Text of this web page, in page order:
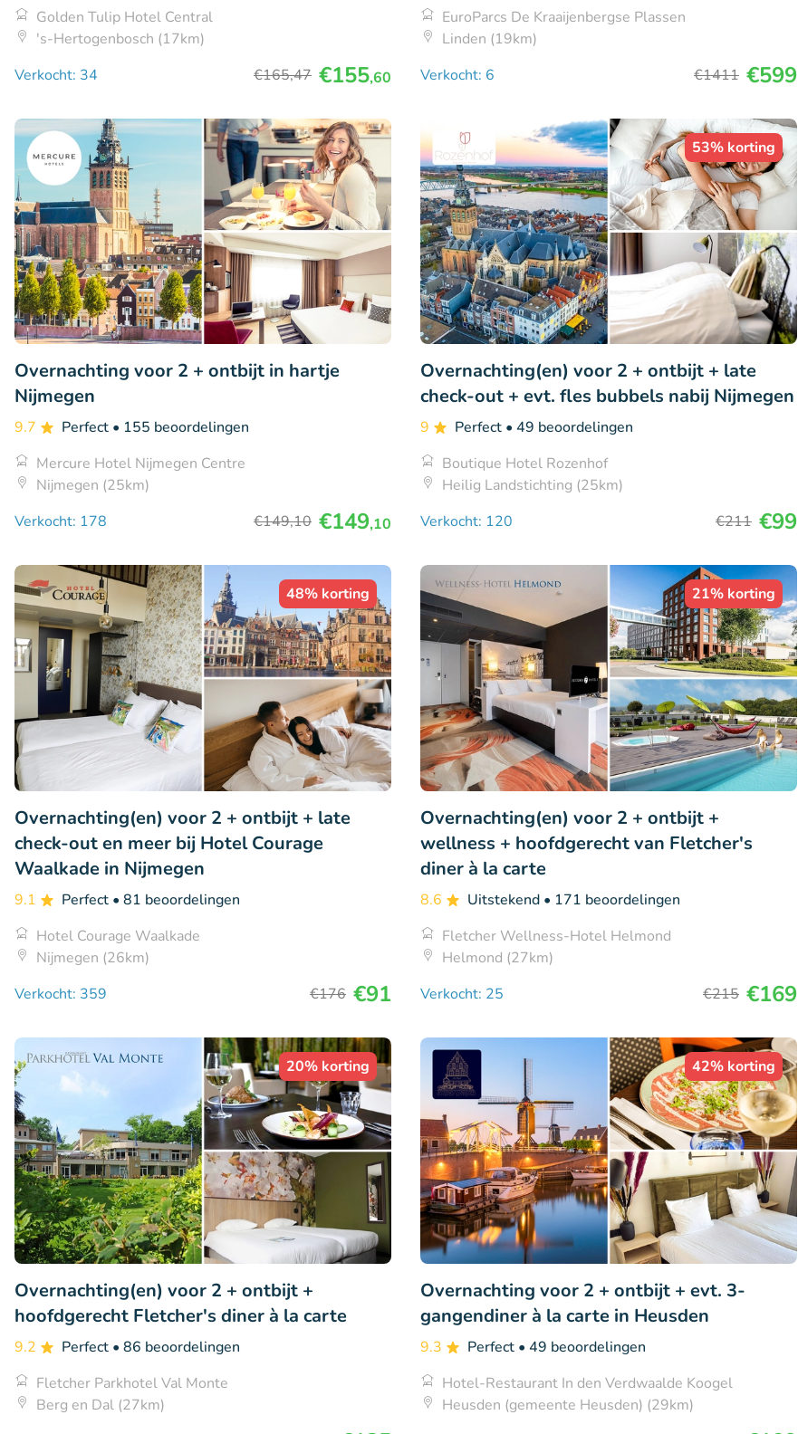
Golden Tulip Hotel Central
's-Hertogenbosch (17km)
Verkocht: 34
€165,47 €155,60
EuroParcs De Kraaijenbergse Plassen
Linden (19km)
Verkocht: 6
€1411 €599
Overnachting voor 2 + ontbijt in hartje
Nijmegen
9.7 Perfect • 155 beoordelingen
Mercure Hotel Nijmegen Centre
Nijmegen (25km)
Verkocht: 178
€149,10 €149,10
53% korting
Overnachting(en) voor 2 + ontbijt + late
check-out + evt. fles bubbels nabij Nijmegen
9 Perfect • 49 beoordelingen
Boutique Hotel Rozenhof
Heilig Landstichting (25km)
Verkocht: 120
€211 €99
48% korting
Overnachting(en) voor 2 + ontbijt + late
check-out en meer bij Hotel Courage
Waalkade in Nijmegen
9.1 Perfect • 81 beoordelingen
Hotel Courage Waalkade
Nijmegen (26km)
Verkocht: 359
€176 €91
21% korting
Overnachting(en) voor 2 + ontbijt +
wellness + hoofdgerecht van Fletcher's
diner à la carte
8.6 Uitstekend • 171 beoordelingen
Fletcher Wellness-Hotel Helmond
Helmond (27km)
Verkocht: 25
€215 €169
20% korting
Overnachting(en) voor 2 + ontbijt +
hoofdgerecht Fletcher's diner à la carte
9.2 Perfect • 86 beoordelingen
Fletcher Parkhotel Val Monte
Berg en Dal (27km)
42% korting
Overnachting voor 2 + ontbijt + evt. 3-
gangendiner à la carte in Heusden
9.3 Perfect • 49 beoordelingen
Hotel-Restaurant In den Verdwaalde Koogel
Heusden (gemeente Heusden) (29km)